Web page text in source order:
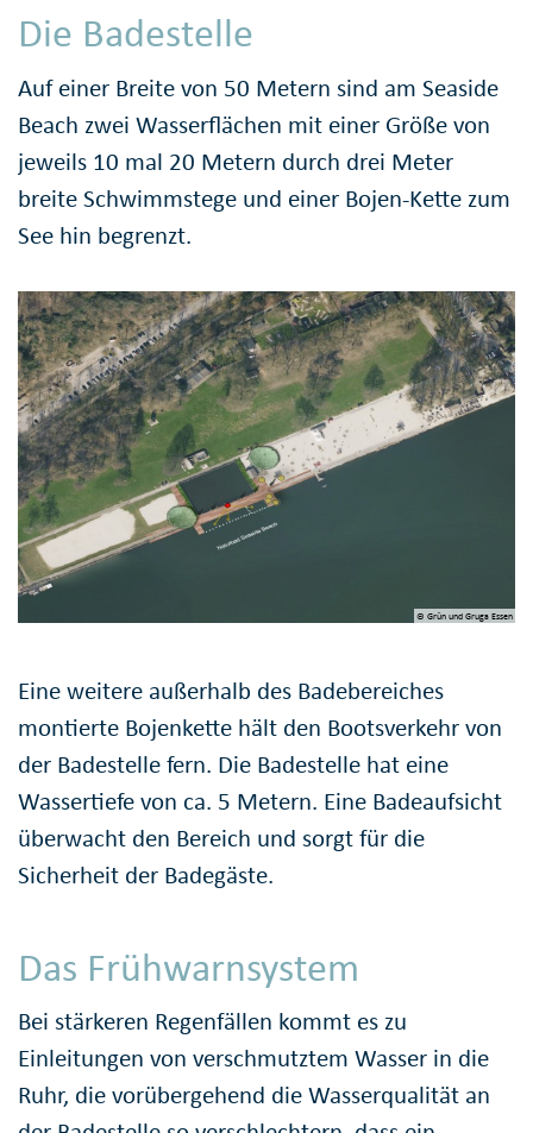
Die Badestelle
Auf einer Breite von 50 Metern sind am Seaside
Beach zwei Wasserflächen mit einer Größe von
jeweils 10 mal 20 Metern durch drei Meter
breite Schwimmstege und einer Bojen-Kette zum
See hin begrenzt.
© Grün und Gruga Essen
Eine weitere außerhalb des Badebereiches
montierte Bojenkette hält den Bootsverkehr von
der Badestelle fern. Die Badestelle hat eine
Wassertiefe von ca. 5 Metern. Eine Badeaufsicht
überwacht den Bereich und sorgt für die
Sicherheit der Badegäste.
Das Frühwarnsystem
Bei stärkeren Regenfällen kommt es zu
Einleitungen von verschmutztem Wasser in die
Ruhr, die vorübergehend die Wasserqualität an